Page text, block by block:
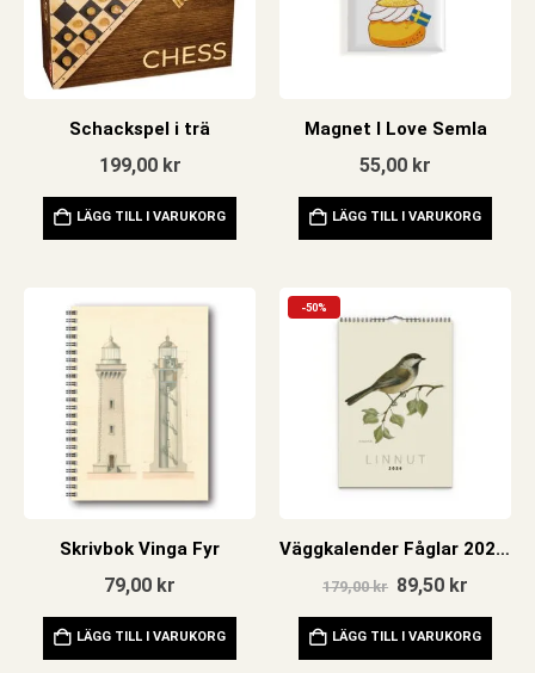
Schackspel i trä
199,00 kr
LÄGG TILL I VARUKORG
Magnet I Love Semla
55,00 kr
LÄGG TILL I VARUKORG
Skrivbok Vinga Fyr
79,00 kr
LÄGG TILL I VARUKORG
-50%
Väggkalender Fåglar 2026 Finsk
179,00kr Det
ursprungliga
priset
var:
179,00 kr.
89,50 krDet
priset
är:
89,50
LÄGG TILL I VARUKORG